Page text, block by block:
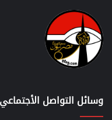
وسائل التواصل الأجتماعي